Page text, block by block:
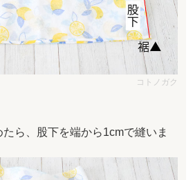
コトノガク
ら、股下を端から1cmで縫いま